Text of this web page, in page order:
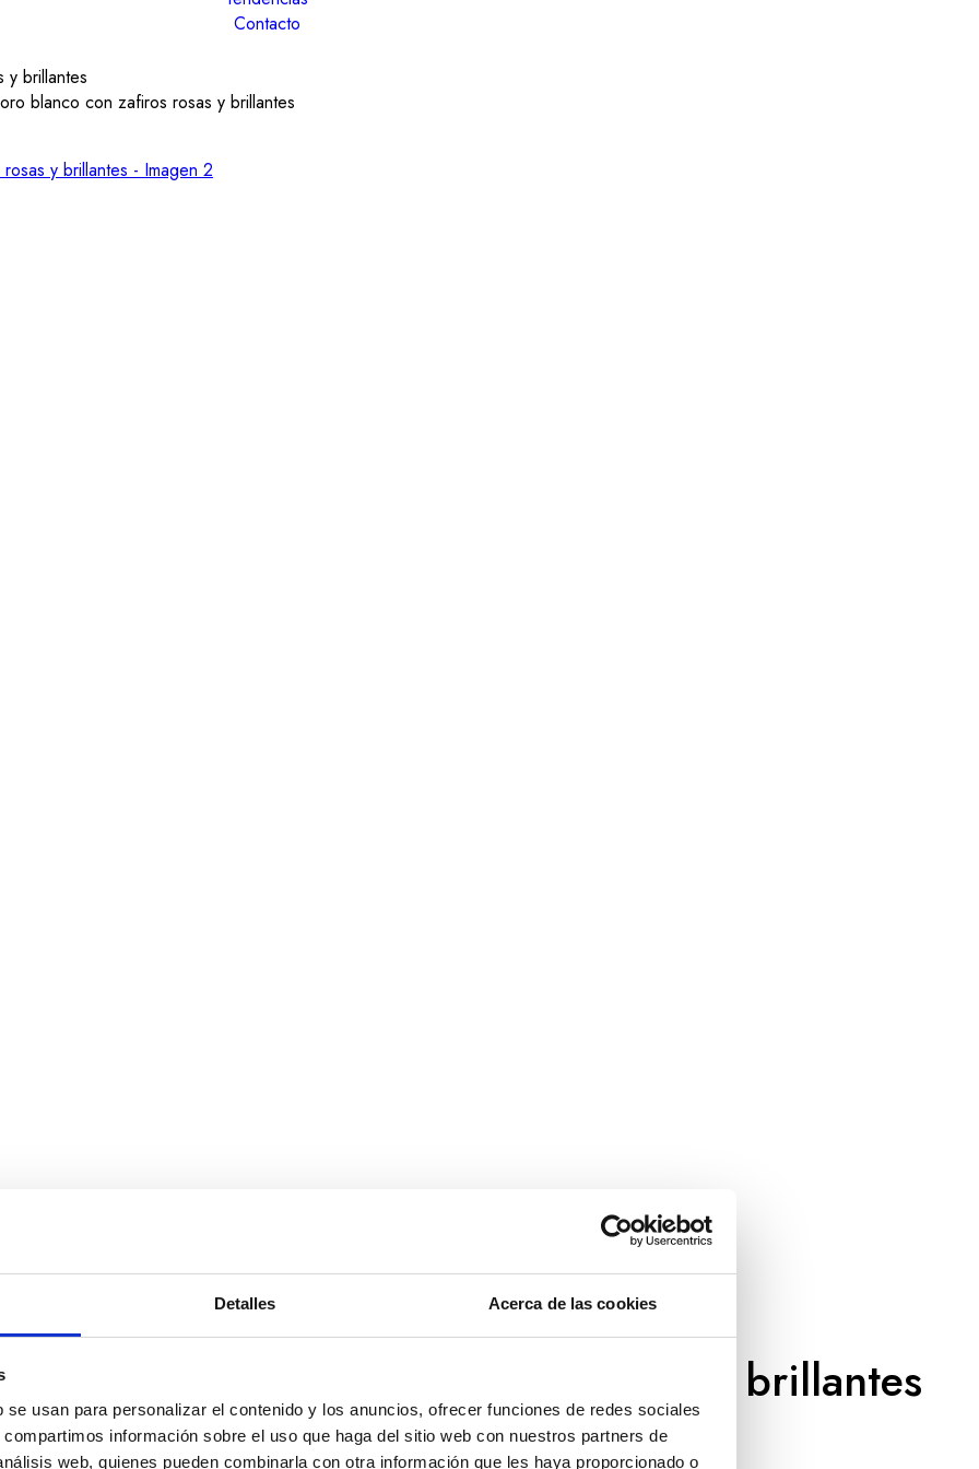
Detalles Acerca de las cookies
usan para personalizar el contenido y los anuncios, ofrecer funciones de redes sociales
información sobre el uso que haga del sitio web con nuestros partners de
web, quienes pueden combinarla con otra información que les haya proporcionado o
Contacto
brillantes
blanco con zafiros rosas y brillantes
en oro blanco con zafiros rosas y brillantes